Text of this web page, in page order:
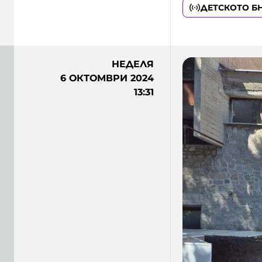
ДЕТСКОТО
НЕДЕЛЯ
6 ОКТОМВРИ 2024
13:31